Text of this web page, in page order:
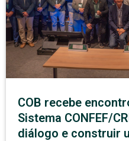
COB recebe
Sistema CONFEF/
diálogo e construir